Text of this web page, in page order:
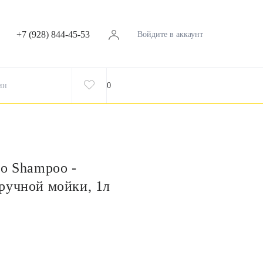
+7 (928) 844-45-53 Войдите в аккаунт
0
Shampoo -
мойки, 1л